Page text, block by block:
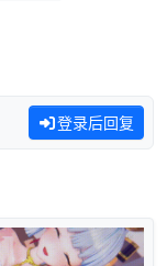
登录后回复